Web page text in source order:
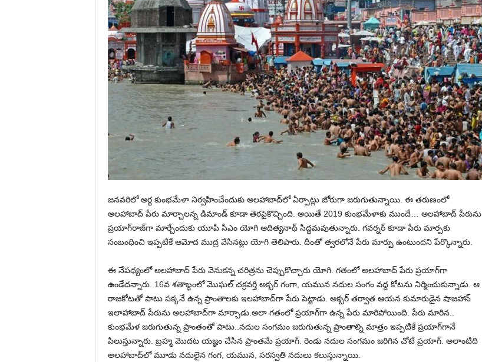
జనవరిలో అర్థ కుంభమేళా నిర్వహించేందుకు అలహాబాద్‌లో ఏర్పాట్లు జోరుగా జరుగుతున్నాయి. ఈ తరుణంలో
అలహాబాద్ పేరు మార్చాలన్న డిమాండ్ కూడా తెరపైకొచ్చింది. అయితే 2019 కుంభమేళాకు ముందే… అలహాబాద్ పేరును
ప్రయాగ్‌రాజ్‌గా మార్చేందుకు యూపీ సీఎం యోగి ఆదిత్యనాథ్ సిద్ధమవుతున్నారు. గవర్నర్ కూడా పేరు మార్పకు
సంబంధించి ఇప్పటికే ఆమోద ముద్ర వేసినట్లు యోగి తెలిపారు. దీంతో త్వరలోనే పేరు మార్పు ఉంటుందని పేర్కొన్నారు.
ఈ నేపథ్యంలో అలహాబాద్ పేరు వెనుకన్న చరిత్రను చెప్పుకొచ్చారు యోగి. గతంలో అలహాబాద్ పేరు ప్రయాగ్‌గా
ఉండేదన్నారు. 16వ శతాబ్ధంలో మొఘల్ చక్రవర్తి అక్బర్ గంగా, యమున నదుల సంగం వద్ద కోటను నిర్మించుకున్నాడు. ఆ
రాజకోటతో పాటు పక్కనే ఉన్న ప్రాంతాలకు ఇలహాబాద్‌గా పేరు పెట్టాడు. అక్బర్ తర్వాత ఆయన కుమారుడైన షాజహాన్
ఇలాహాబాద్ పేరును అలహాబాద్‌గా మార్చాడు.అలా గతంలో ప్రయాగ్‌గా ఉన్న పేరు మారిపోయింది. పేరు మారిన..
కుంభమేళ జరుగుతున్న ప్రాంతంతో పాటు..నదుల సంగమం జరుగుతున్న ప్రాంతాల్ని మాత్రం ఇప్పటికే ప్రయాగ్‌గానే
పిలుస్తున్నారు. బ్రహ్మ మొదట యజ్ఞం చేసిన ప్రాంతమే ప్రయాగ్. రెండు నదుల సంగమం జరిగిన చోటే ప్రయాగ్. అలాంటిది
అలహాబాద్‌‌లో మూడు నదులైన గంగ, యమున, సరస్వతి నదులు కలుస్తున్నాయి.